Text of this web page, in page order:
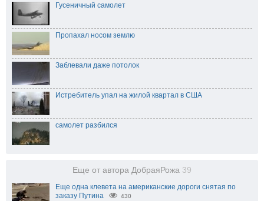
Гусеничный самолет
Пропахал носом землю
Заблевали даже потолок
Истребитель упал на жилой квартал в США
самолет разбился
Еще от автора ДобраяРожа 39
Еще одна клевета на американские дороги снятая по
заказу Путина
430